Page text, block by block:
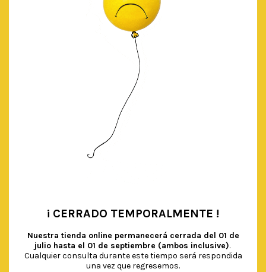
precio
original
era:
€ 2.50.
precio
actual
es:
AÑADIR AL CARRITO
¡ CERRADO TEMPORALMENTE !
Nuestra tienda online permanecerá cerrada del 01 de
julio hasta el 01 de septiembre (ambos inclusive).
Cualquier consulta durante este tiempo será respondida
una vez que regresemos.